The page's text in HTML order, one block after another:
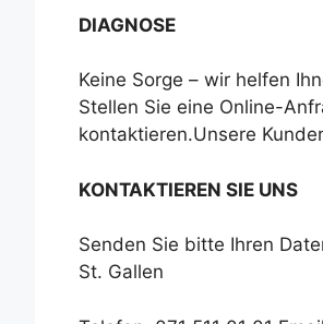
DIAGNOSE
Keine Sorge – wir helfen
Stellen Sie eine Online-
kontaktieren.Unsere
KONTAKTIEREN SIE UNS
Senden Sie bitte Ihren
St. Gallen